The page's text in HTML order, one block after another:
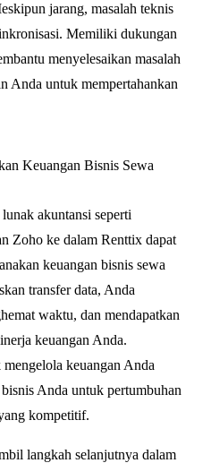
jarang, masalah teknis
Memiliki dukungan
menyelesaikan masalah
Anda untuk mempertahankan
Keuangan Bisnis Sewa
akuntansi seperti
Zoho ke dalam Renttix dapat
keuangan bisnis sewa
transfer data, Anda
waktu, dan mendapatkan
keuangan Anda.
keuangan Anda
Anda untuk pertumbuhan
kompetitif.
langkah selanjutnya dalam